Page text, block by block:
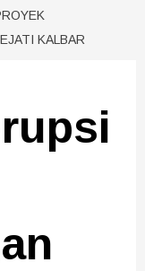
KALBAR